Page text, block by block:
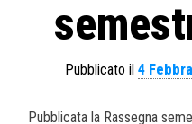
Pubblicato il 4
Pubblicata la Rassegna